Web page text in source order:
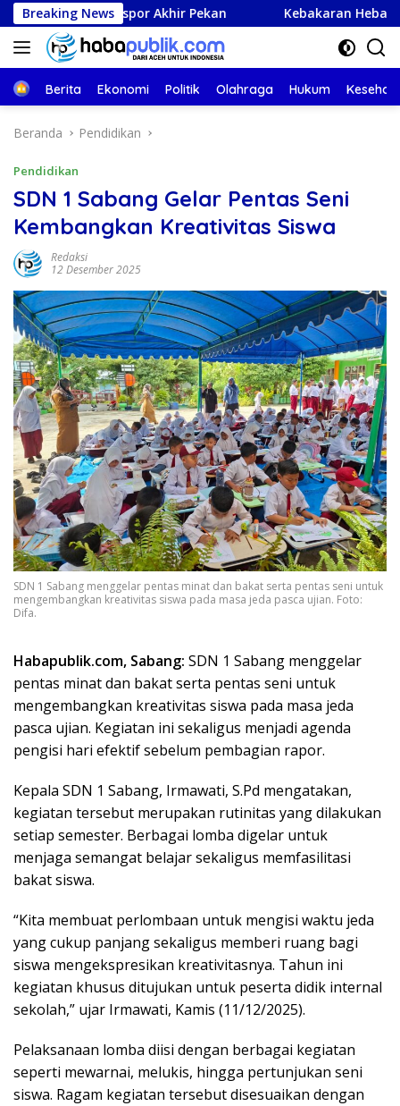
Langsung
ke
konten
Breaking News
Akhir Pekan Kebakaran Hebat Hanguskan 96
Beranda
Berita Ekonomi Politik Olahraga Hukum
Beranda Pendidikan
Pendidikan
SDN 1 Sabang Gelar Pentas Seni
Kembangkan Kreativitas Siswa
Redaksi
12 Desember 2025
SDN 1 Sabang menggelar pentas minat dan bakat serta pentas seni untuk
mengembangkan kreativitas siswa pada masa jeda pasca ujian. Foto:
Difa.
Habapublik.com, Sabang: SDN 1 Sabang menggelar
pentas minat dan bakat serta pentas seni untuk
mengembangkan kreativitas siswa pada masa jeda
pasca ujian. Kegiatan ini sekaligus menjadi agenda
pengisi hari efektif sebelum pembagian rapor.
Kepala SDN 1 Sabang, Irmawati, S.Pd mengatakan,
kegiatan tersebut merupakan rutinitas yang dilakukan
setiap semester. Berbagai lomba digelar untuk
menjaga semangat belajar sekaligus memfasilitasi
bakat siswa.
“Kita membuat perlombaan untuk mengisi waktu jeda
yang cukup panjang sekaligus memberi ruang bagi
siswa mengekspresikan kreativitasnya. Tahun ini
kegiatan khusus ditujukan untuk peserta didik internal
sekolah,” ujar Irmawati, Kamis (11/12/2025).
Pelaksanaan lomba diisi dengan berbagai kegiatan
seperti mewarnai, melukis, hingga pertunjukan seni
siswa. Ragam kegiatan tersebut disesuaikan dengan